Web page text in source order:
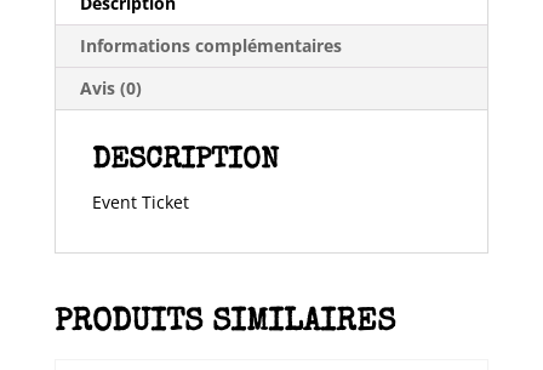
2019/04/17
Informations complémentaires
Avis (0)
DESCRIPTION
Event Ticket
PRODUITS SIMILAIRES